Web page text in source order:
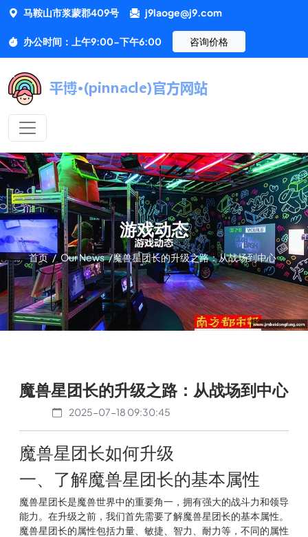
马鞍山市浆蒙郡409号 j9laoge@j9.com
办公时间：上午9:00-下午6:00 咨询价格
游戏动态
首页 / Our News /魔兽星团长的升级之路：从战场到中心
魔兽星团长的升级之路：从战场到中心
2025-07-18 09:30:45
魔兽星团长如何升级
一、了解魔兽星团长的基本属性
魔兽星团长是魔兽世界中的重要角一，拥有强大的战斗力和领导
能力。在升级之前，我们首先需要了解魔兽星团长的基本属性。
魔兽星团长的属性包括力量、敏捷、智力、耐力等，不同的属性